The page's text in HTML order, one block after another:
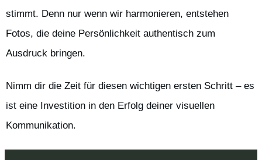
stimmt. Denn nur wenn wir harmonieren, entstehen
Fotos, die deine Persönlichkeit authentisch zum
Ausdruck bringen.
Nimm dir die Zeit für diesen wichtigen ersten Schritt – es
ist eine Investition in den Erfolg deiner visuellen
Kommunikation.